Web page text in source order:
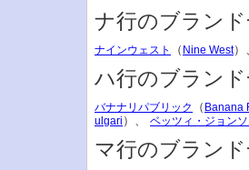
ナ行のブラン
ナインウェスト （ Nine West）
ハ行のブラン
バナナリパブリック （ Banana
ulgari ）、 ベッツィ・ジョン
マ行のブラン